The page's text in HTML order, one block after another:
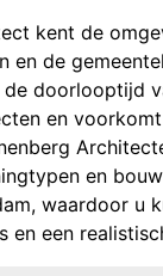
kent de
en de
doorlooptijd
en
en
waardoor u
en een